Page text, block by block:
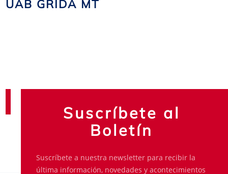
UAB GRIDA MT
Suscríbete al
Boletín
Suscríbete a nuestra newsletter para recibir la
última información, novedades y acontecimientos